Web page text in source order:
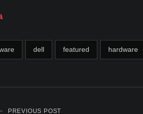
dell featured hardware
PREVIOUS POST